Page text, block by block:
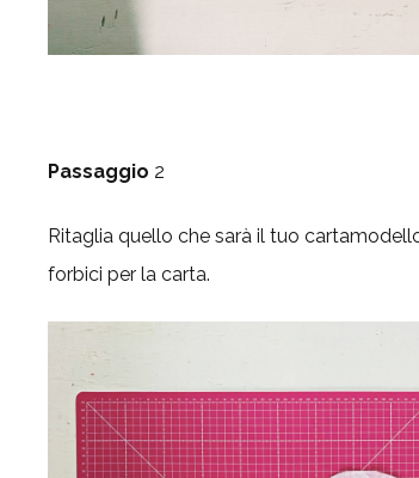
Passaggio 2
Ritaglia quello che sarà il tuo
forbici per la carta.